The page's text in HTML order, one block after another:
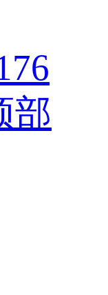
部